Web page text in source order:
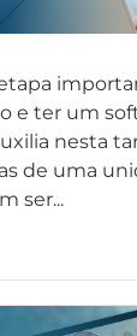
e ter um
nesta
de uma
ser...